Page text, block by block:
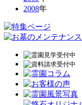
2008年